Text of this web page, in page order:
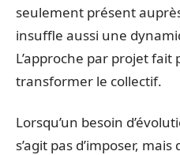
seulement présent
insuffle aussi une
L’approche par projet
transformer le collectif.
Lorsqu’un besoin
s’agit pas d’imposer,